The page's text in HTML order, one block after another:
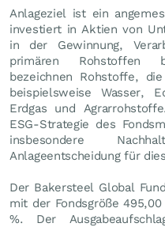
Anlageziel ist ein
investiert in Aktien von
in der Gewinnung,
primären Rohstoffen
bezeichnen Rohstoffe,
beispielsweise Wasser,
Erdgas und
ESG-Strategie des
insbesondere
Anlageentscheidung für
Der Bakersteel Global
mit der Fondsgröße
%. Der